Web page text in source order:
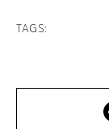
TAGS: